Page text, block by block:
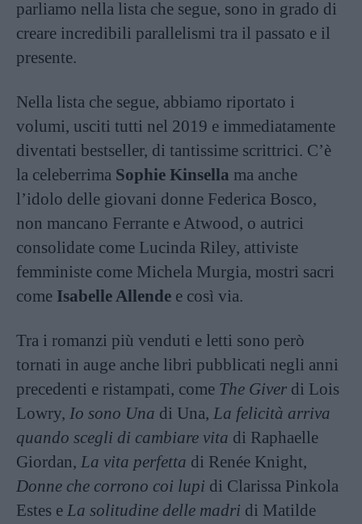
parliamo nella lista che segue, sono in grado di
creare incredibili parallelismi tra il passato e il
presente.
Nella lista che segue, abbiamo riportato i
volumi, usciti tutti nel 2019 e immediatamente
diventati bestseller, di tantissime scrittrici. C’è
la celeberrima Sophie Kinsella ma anche
l’idolo delle giovani donne Federica Bosco,
non mancano Ferrante e Atwood, o autrici
consolidate come Lucinda Riley, attiviste
femministe come Michela Murgia, mostri sacri
come Isabelle Allende e così via.
Tra i romanzi più venduti e letti sono però
tornati in auge anche libri pubblicati negli anni
precedenti e ristampati, come The Giver di Lois
Lowry, Io sono Una di Una, La felicità arriva
quando scegli di cambiare vita di Raphaelle
Giordan, La vita perfetta di Renée Knight,
Donne che corrono coi lupi di Clarissa Pinkola
Estes e La solitudine delle madri di Matilde